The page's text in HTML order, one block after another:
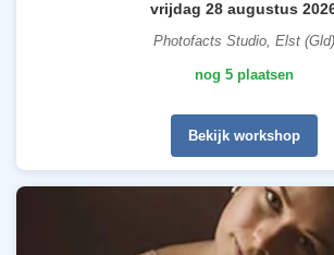
vrijdag 28 augustus
Photofacts Studio, Elst (Gld)
nog 5 plaatsen
Bekijk workshop